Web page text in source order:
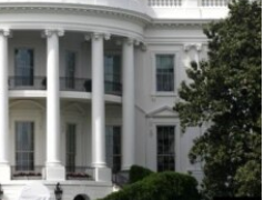
فرهنگ و زندگی
حقوق شهروندی
اقتصادی
علم و فناوری
اسرائیل در جنگ
مستندها
انتخابات ریاست جمهوری آمریکا ۲۰۲۴
حمله جمهوری اسلامی به اسرائیل
رمز مهسا
ورزش زنان در ایران
دنبال کنید
زبانهای مختلف